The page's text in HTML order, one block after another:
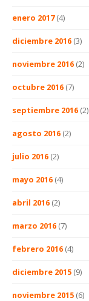
enero 2017(4)
diciembre 2016 (3)
noviembre 2016 (2)
octubre 2016 (7)
septiembre 2016 (2)
agosto 2016 (2)
julio 2016 (2)
mayo 2016 (4)
abril 2016 (2)
marzo 2016 (7)
febrero 2016 (4)
diciembre 2015 (9)
noviembre 2015 (6)